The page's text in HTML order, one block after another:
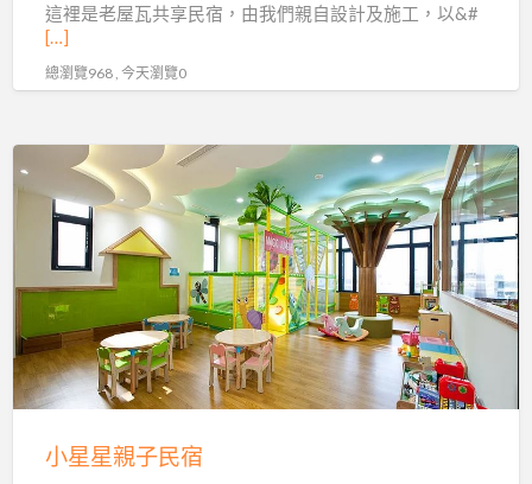
這裡是老屋瓦共享民宿，由我們親自設計及施工，以&#
[…]
總瀏覽968 , 今天瀏覽0
星
子
宿
小星星親子民宿